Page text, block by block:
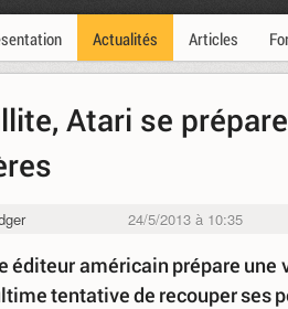
Actualités Articles
Atari se
24/5/2013 à 10:35
éditeur américain prépare
tentative de recouper ses